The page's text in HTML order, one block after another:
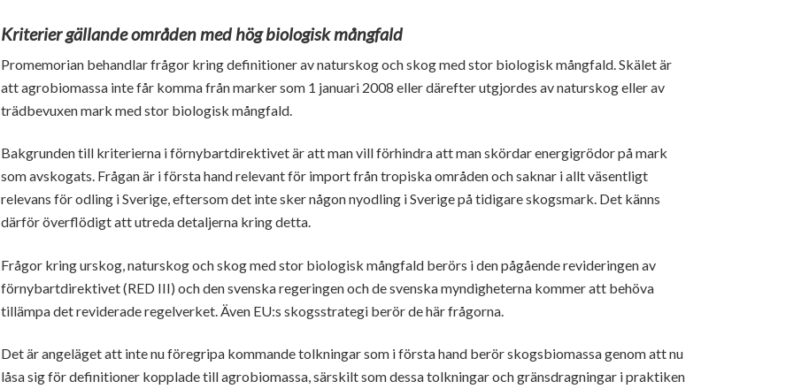
Kriterier gällande områden med hög biologisk mångfald
Promemorian behandlar frågor kring definitioner av naturskog och skog med stor biologisk mångfald. Skälet är
att agrobiomassa inte får komma från marker som 1 januari 2008 eller därefter utgjordes av naturskog eller av
trädbevuxen mark med stor biologisk mångfald.
Bakgrunden till kriterierna i förnybartdirektivet är att man vill förhindra att man skördar energigrödor på mark
som avskogats. Frågan är i första hand relevant för import från tropiska områden och saknar i allt väsentligt
relevans för odling i Sverige, eftersom det inte sker någon nyodling i Sverige på tidigare skogsmark. Det känns
därför överflödigt att utreda detaljerna kring detta.
Frågor kring urskog, naturskog och skog med stor biologisk mångfald berörs i den pågående revideringen av
förnybartdirektivet (RED III) och den svenska regeringen och de svenska myndigheterna kommer att behöva
tillämpa det reviderade regelverket. Även EU:s skogsstrategi berör de här frågorna.
Det är angeläget att inte nu föregripa kommande tolkningar som i första hand berör skogsbiomassa genom att nu
låsa sig för definitioner kopplade till agrobiomassa, särskilt som dessa tolkningar och gränsdragningar i praktiken